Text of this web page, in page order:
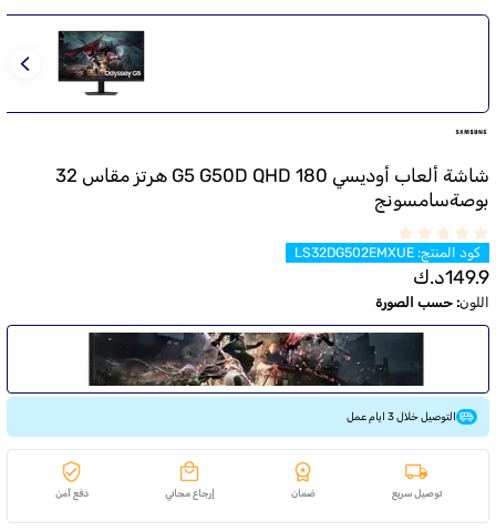
شاشة ألعاب أوديسي G5 G50D QHD 180 هرتز مقاس 32
بوصةسامسونج
كود المنتج:
LS32DG502EMXUE
149.9د.ك
اللون: حسب الصورة
التوصيل خلال 3 ايام عمل
توصيل سريع ضمان إرجاع مجاني دفع آمن